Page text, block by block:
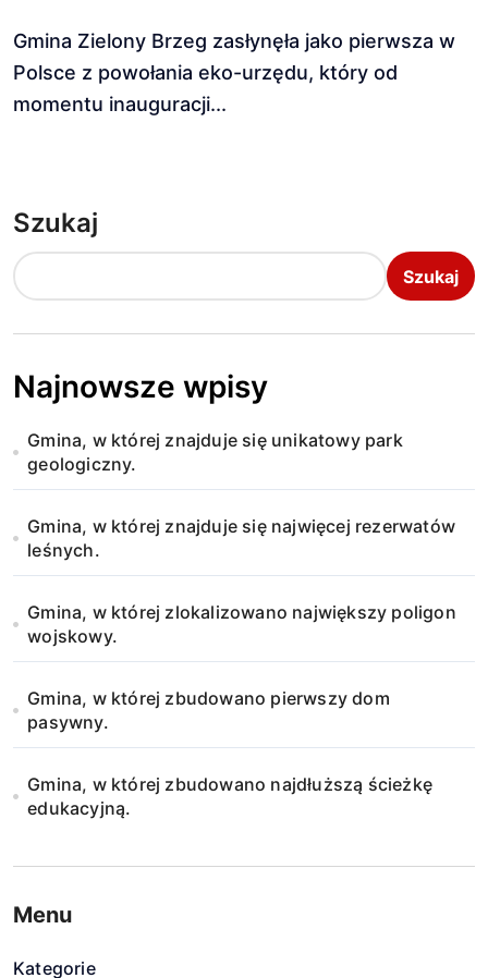
Gmina Zielony Brzeg zasłynęła jako pierwsza w
Polsce z powołania eko-urzędu, który od
momentu inauguracji...
Szukaj
Szukaj
Najnowsze wpisy
Gmina, w której znajduje się unikatowy park
geologiczny.
Gmina, w której znajduje się najwięcej rezerwatów
leśnych.
Gmina, w której zlokalizowano największy poligon
wojskowy.
Gmina, w której zbudowano pierwszy dom
pasywny.
Gmina, w której zbudowano najdłuższą ścieżkę
edukacyjną.
Menu
Kategorie